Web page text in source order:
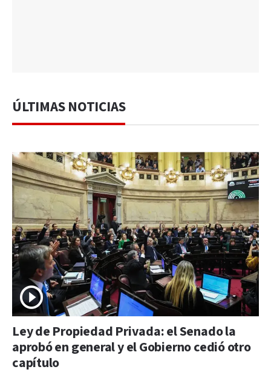
ÚLTIMAS NOTICIAS
Ley de Propiedad Privada: el Senado la
aprobó en general y el Gobierno cedió otro
capítulo